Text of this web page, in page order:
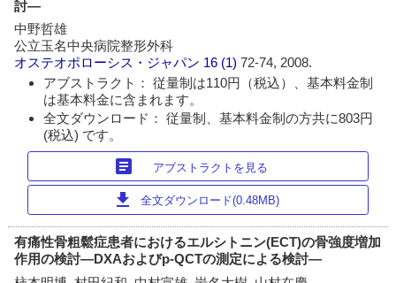
討―
中野哲雄
公立玉名中央病院整形外科
オステオポローシス・ジャパン 16 (1)72-74, 2008.
アブストラクト： 従量制は110円（税込）、基本料金制
は基本料金に含まれます。
全文ダウンロード： 従量制、基本料金制の方共に803円
(税込) です。
article アブストラクトを見る
download 全文ダウンロード(0.48MB)
有痛性骨粗鬆症患者におけるエルシトニン(ECT)の骨強度増加
作用の検討―DXAおよびp-QCTの測定による検討―